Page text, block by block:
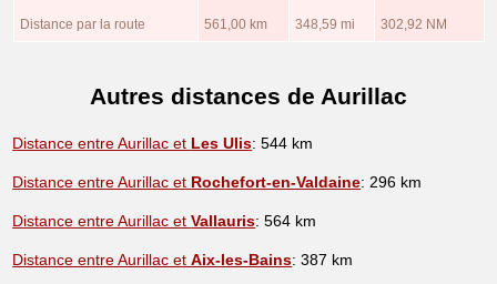
Distance par la route 561,00 km 348,59 mi 302,92 NM
Autres distances de Aurillac
Distance entre Aurillac et Les Ulis: 544 km
Distance entre Aurillac et Rochefort-en-Valdaine: 296 km
Distance entre Aurillac etVallauris: 564 km
Distance entre Aurillac etAix-les-Bains: 387 km